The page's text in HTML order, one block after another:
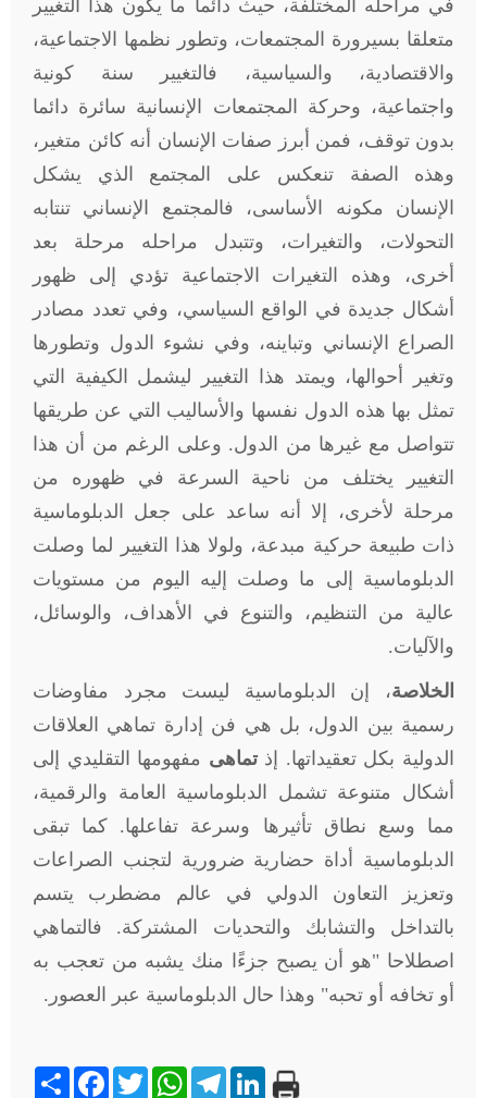
في مراحله المختلفة، حيث دائما ما يكون هذا التغيير
متعلقا بسيرورة المجتمعات، وتطور نظمها الاجتماعية،
والاقتصادية، والسياسية، فالتغيير سنة كونية
واجتماعية، وحركة المجتمعات الإنسانية سائرة دائما
بدون توقف، فمن أبرز صفات الإنسان أنه كائن متغير،
وهذه الصفة تنعكس على المجتمع الذي يشكل
الإنسان مكونه الأساسى، فالمجتمع الإنساني تنتابه
التحولات، والتغيرات، وتتبدل مراحله مرحلة بعد
أخرى، وهذه التغيرات الاجتماعية تؤدي إلى ظهور
أشكال جديدة في الواقع السياسي، وفي تعدد مصادر
الصراع الإنساني وتباينه، وفي نشوء الدول وتطورها
وتغير أحوالها، ويمتد هذا التغيير ليشمل الكيفية التي
تمثل بها هذه الدول نفسها والأساليب التي عن طريقها
تتواصل مع غيرها من الدول. وعلى الرغم من أن هذا
التغيير يختلف من ناحية السرعة في ظهوره من
مرحلة لأخرى، إلا أنه ساعد على جعل الدبلوماسية
ذات طبيعة حركية مبدعة، ولولا هذا التغيير لما وصلت
الدبلوماسية إلى ما وصلت إليه اليوم من مستويات
عالية من التنظيم، والتنوع في الأهداف، والوسائل،
والآليات.
الخلاصة، إن الدبلوماسية ليست مجرد مفاوضات
رسمية بين الدول، بل هي فن إدارة تماهي العلاقات
الدولية بكل تعقيداتها. إذتماهى مفهومها التقليدي إلى
أشكال متنوعة تشمل الدبلوماسية العامة والرقمية،
مما وسع نطاق تأثيرها وسرعة تفاعلها. كما تبقى
الدبلوماسية أداة حضارية ضرورية لتجنب الصراعات
وتعزيز التعاون الدولي في عالم مضطرب يتسم
بالتداخل والتشابك والتحديات المشتركة. فالتماهي
اصطلاحا "هو أن يصبح جزءًا منك يشبه من تعجب به
أو تخافه أو تحبه" وهذا حال الدبلوماسية عبر العصور.
Share
FacebookTwitter
WhatsApp
Telegram
LinkedIn